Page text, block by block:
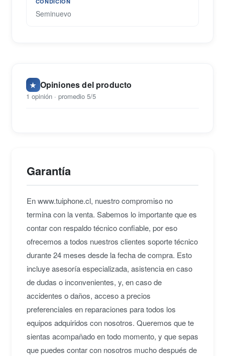
Seminuevo
★ Opiniones del producto
1 opinión · promedio 5/5
Garantía
En www.tuiphone.cl, nuestro compromiso no
termina con la venta. Sabemos lo importante que es
contar con respaldo técnico confiable, por eso
ofrecemos a todos nuestros clientes soporte técnico
durante 24 meses desde la fecha de compra. Esto
incluye asesoría especializada, asistencia en caso
de dudas o inconvenientes, y, en caso de
accidentes o daños, acceso a precios
preferenciales en reparaciones para todos los
equipos adquiridos con nosotros. Queremos que te
sientas acompañado en todo momento, y que sepas
que puedes contar con nosotros mucho después de